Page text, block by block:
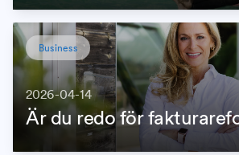
Business
2026-04-14
Är du redo för